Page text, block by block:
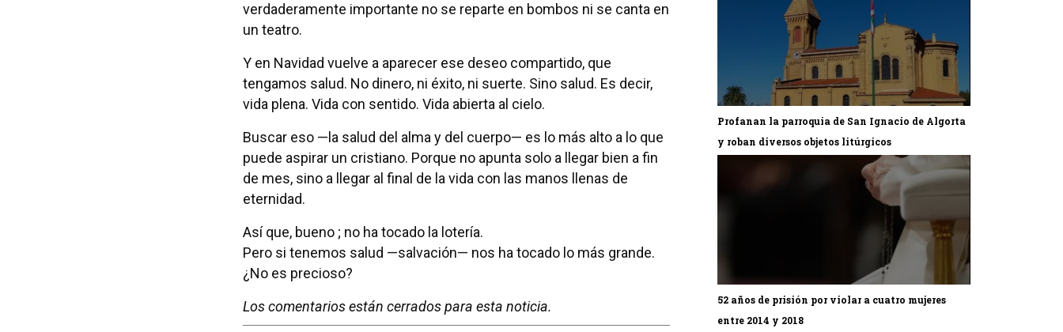
verdaderamente importante no se reparte en bombos ni se canta en
un teatro.
Y en Navidad vuelve a aparecer ese deseo compartido, que
tengamos salud. No dinero, ni éxito, ni suerte. Sino salud. Es decir,
vida plena. Vida con sentido. Vida abierta al cielo.
Buscar eso —la salud del alma y del cuerpo— es lo más alto a lo que
puede aspirar un cristiano. Porque no apunta solo a llegar bien a fin
de mes, sino a llegar al final de la vida con las manos llenas de
eternidad.
Así que, bueno ; no ha tocado la lotería.
Pero si tenemos salud —salvación— nos ha tocado lo más grande.
¿No es precioso?
Los comentarios están cerrados para esta noticia.
Profanan la parroquia de San Ignacio de Algorta
y roban diversos objetos litúrgicos
52 años de prisión por violar a cuatro mujeres
entre 2014 y 2018